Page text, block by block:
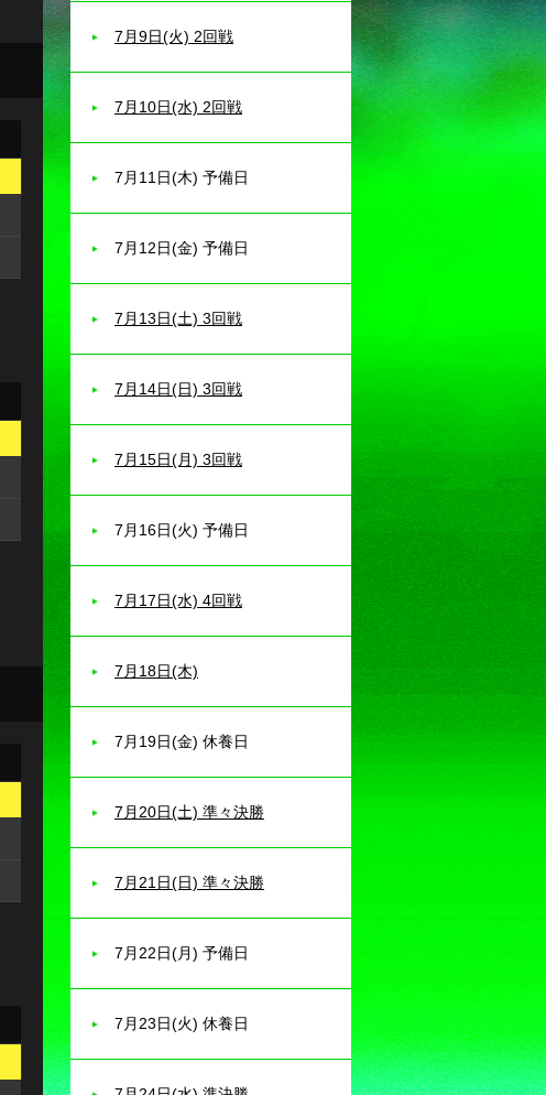
7月9日(火) 2回戦
7月10日(水) 2回戦
7月11日(木) 予備日
7月12日(金) 予備日
7月13日(土) 3回戦
7月14日(日) 3回戦
7月15日(月) 3回戦
7月16日(火) 予備日
7月17日(水) 4回戦
7月18日(木)
7月19日(金) 休養日
7月20日(土) 準々決勝
7月21日(日) 準々決勝
7月22日(月) 予備日
7月23日(火) 休養日